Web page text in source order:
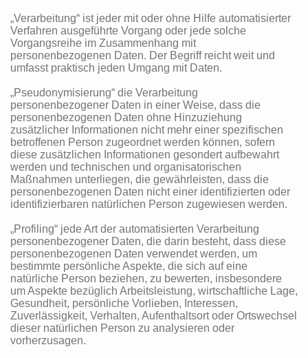
„Verarbeitung“ ist jeder mit oder ohne Hilfe automatisierter
Verfahren ausgeführte Vorgang oder jede solche
Vorgangsreihe im Zusammenhang mit
personenbezogenen Daten. Der Begriff reicht weit und
umfasst praktisch jeden Umgang mit Daten.
„Pseudonymisierung“ die Verarbeitung
personenbezogener Daten in einer Weise, dass die
personenbezogenen Daten ohne Hinzuziehung
zusätzlicher Informationen nicht mehr einer spezifischen
betroffenen Person zugeordnet werden können, sofern
diese zusätzlichen Informationen gesondert aufbewahrt
werden und technischen und organisatorischen
Maßnahmen unterliegen, die gewährleisten, dass die
personenbezogenen Daten nicht einer identifizierten oder
identifizierbaren natürlichen Person zugewiesen werden.
„Profiling“ jede Art der automatisierten Verarbeitung
personenbezogener Daten, die darin besteht, dass diese
personenbezogenen Daten verwendet werden, um
bestimmte persönliche Aspekte, die sich auf eine
natürliche Person beziehen, zu bewerten, insbesondere
um Aspekte bezüglich Arbeitsleistung, wirtschaftliche Lage,
Gesundheit, persönliche Vorlieben, Interessen,
Zuverlässigkeit, Verhalten, Aufenthaltsort oder Ortswechsel
dieser natürlichen Person zu analysieren oder
vorherzusagen.